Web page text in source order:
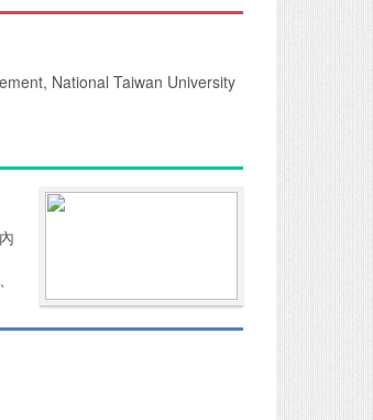
National Taiwan University